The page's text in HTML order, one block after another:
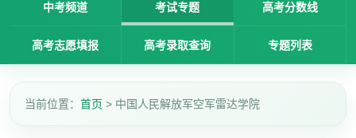
中考频道 考试专题 高考分数线
高考志愿填报 高考录取查询 专题列表
当前位置： 首页 > 中国人民解放军空军雷达学院